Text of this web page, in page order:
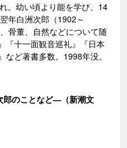
。幼い頃より能を学び、14
年白洲次郎（1902～
骨董、自然などについて随
『十一面観音巡礼』『日本
ど著書多数。1998年没。
のことなど―（新潮文